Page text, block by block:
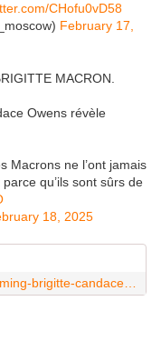
CHofu0vD58
February 17,
MACRON.
Owens révèle
Macrons ne l’ont jamais
qu’ils sont sûrs de
18, 2025